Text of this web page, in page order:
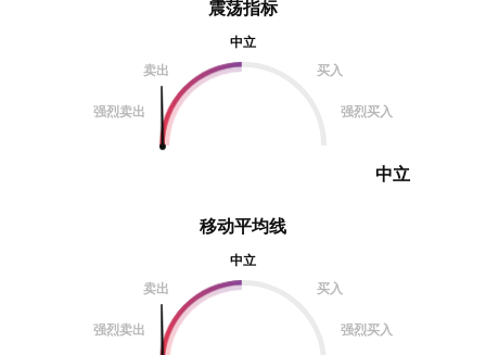
震荡指标
中立
卖出
买入
强烈卖出 强烈买入
中立
移动平均线
中立
卖出
买入
强烈卖出 强烈买入